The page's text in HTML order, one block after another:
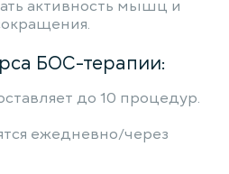
активность мышц и
БОС-терапии:
до 10 процедур.
ежедневно/через